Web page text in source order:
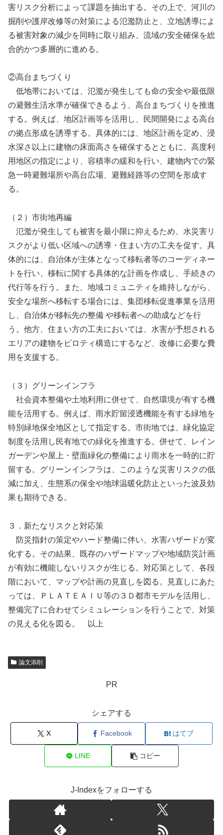
害リスク分析によって課題を抽出する。その上で、河川の
掘削や護岸改修等の対策による氾濫防止と、立地誘導によ
る被害対象の減少を同時に取り組み、流域の安全確保を総
合的かつ多層的に進める。
②高台まちづくり
低地帯においては、氾濫が発生しても命の安全や最低限
の避難生活水準が確保できるよう、高台まちづくりを推進
する。例えば、地区計画等を活用し、民間開発による高台
の拠点形成を誘導する。具体的には、地区計画を定め、浸
水深さ以上に建物の床面高さを確保するとともに、高度利
用地区の指定により、容積率の緩和を行い、建物内での緊
急一時避難場所や高台広場、避難経路等の空間を形成す
る。
（２）市街地再編
氾濫が発生しても被害を最小限に抑えるため、水災害リ
スクがより低い区域への誘導・住まい方の工夫を促す。具
体的には、自治体が主体となって移転者等のコーディネー
トを行い、移転に関する具体的な計画を作成し、手続きの
代行等を行う。また、地域コミュニティを維持しながら、
安全な場所へ移転する場合には、集団移転促進事業を活用
し、自治体が移転先の整備 や移転者への助成などを行
う。他方、住まい方の工夫においては、水害が予想される
エリアの建物をピロティ構造にするなど、改修に必要な費
用を支援する。
（３）グリーンインフラ
社会資本整備や土地利用に併せて、自然環境が有する機
能を活用する。例えば、雨水貯留浸透機能を有する緑地を
特別緑地保全地区として指定する。市街地では、緑化協定
制度を活用し民有地での緑化を推進する。併せて、レイン
ガーデンや屋上・壁面緑化の整備により雨水を一時的に貯
留する。グリーンインフラは、このような災害リスクの低
減に加え、生態系の保全や地球温暖化防止といった波及効
果も期待できる。
３．新たなリスクと対応策
防災指針の策定やハード整備に伴い、水害ハザードが変
化する。その結果、既存のハザードマップや地域防災計画
が有効に機能しないリスクが生じる。対応策として、各段
階において、マップや計画の見直しを図る。見直しにあた
っては、ＰＬＡＴＥＡＩＵ等の３Ｄ都市モデルを活用し、
整備完了に合わせてシミュレーションを行うことで、対策
の見える化を図る。 以上
論文添削
PR
シェアする
X Facebook はてブ
LINE コピー
J-Indexをフォローする